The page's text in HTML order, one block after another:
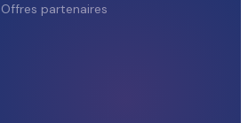
Offres partenaires